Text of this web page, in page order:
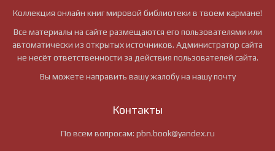
Коллекция онлайн книг мировой библиотеки в твоем кармане!
Все материалы на сайте размещаются его пользователями или
автоматически из открытых источников. Администратор сайта
не несёт ответственности за действия пользователей сайта.
Вы можете направить вашу жалобу на нашу почту
Контакты
По всем вопросам: pbn.book@yandex.ru